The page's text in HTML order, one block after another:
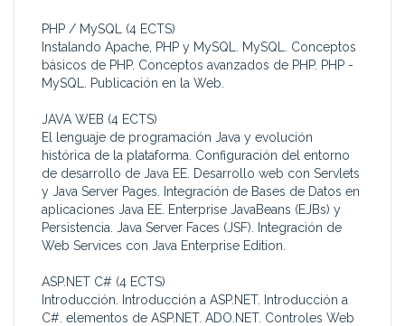
PHP / MySQL (4 ECTS)
Instalando Apache, PHP y MySQL. MySQL. Conceptos
básicos de PHP. Conceptos avanzados de PHP. PHP -
MySQL. Publicación en la Web.
JAVA WEB (4 ECTS)
El lenguaje de programación Java y evolución
histórica de la plataforma. Configuración del entorno
de desarrollo de Java EE. Desarrollo web con Servlets
y Java Server Pages. Integración de Bases de Datos en
aplicaciones Java EE. Enterprise JavaBeans (EJBs) y
Persistencia. Java Server Faces (JSF). Integración de
Web Services con Java Enterprise Edition.
ASP.NET C# (4 ECTS)
Introducción. Introducción a ASP.NET. Introducción a
C#. elementos de ASP.NET. ADO.NET. Controles Web